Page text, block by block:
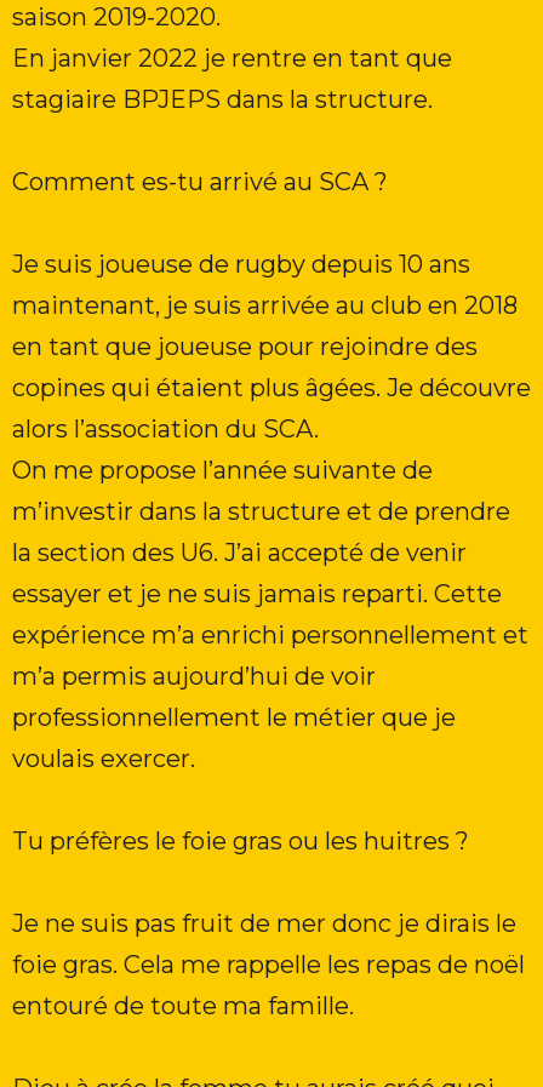
saison 2019-2020.
En janvier 2022 je rentre en tant que
stagiaire BPJEPS dans la structure.
Comment es-tu arrivé au SCA ?
Je suis joueuse de rugby depuis 10 ans
maintenant, je suis arrivée au club en 2018
en tant que joueuse pour rejoindre des
copines qui étaient plus âgées. Je découvre
alors l’association du SCA.
On me propose l’année suivante de
m’investir dans la structure et de prendre
la section des U6. J’ai accepté de venir
essayer et je ne suis jamais reparti. Cette
expérience m’a enrichi personnellement et
m’a permis aujourd’hui de voir
professionnellement le métier que je
voulais exercer.
Tu préfères le foie gras ou les huitres ?
Je ne suis pas fruit de mer donc je dirais le
foie gras. Cela me rappelle les repas de noël
entouré de toute ma famille.